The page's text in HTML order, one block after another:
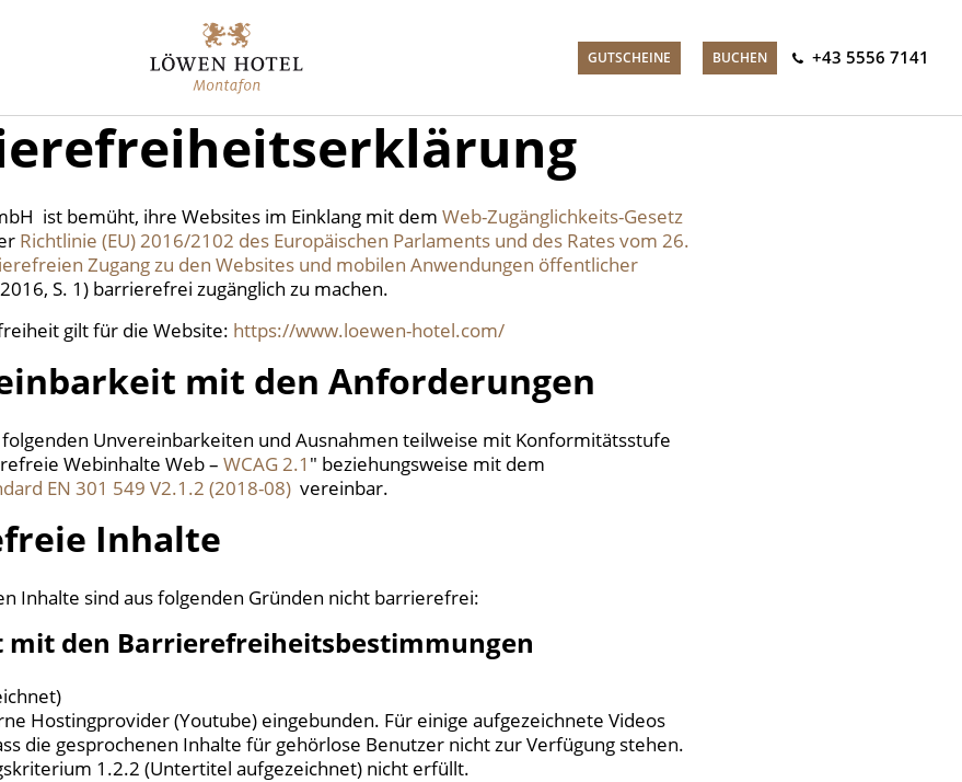
GUTSCHEINE BUCHEN +43 5556 7141
ist bemüht, ihre Websites im Einklang mit dem Web-Zugänglichkeits-Gesetz
Richtlinie (EU) 2016/2102 des Europäischen Parlaments und des Rates vom 26.
Zugang zu den Websites und mobilen Anwendungen öffentlicher
S. 1) barrierefrei zugänglich zu machen.
gilt für die Website: https://www.loewen-hotel.com/
mit den Anforderungen
Unvereinbarkeiten und Ausnahmen teilweise mit Konformitätsstufe
Webinhalte Web – WCAG 2.1 " beziehungsweise mit dem
EN 301 549 V2.1.2 (2018-08) vereinbar.
Inhalte
Inhalte sind aus folgenden Gründen nicht barrierefrei:
mit den Barrierefreiheitsbestimmungen
Hostingprovider (Youtube) eingebunden. Für einige aufgezeichnete Videos
die gesprochenen Inhalte für gehörlose Benutzer nicht zur Verfügung stehen.
1.2.2 (Untertitel aufgezeichnet) nicht erfüllt.